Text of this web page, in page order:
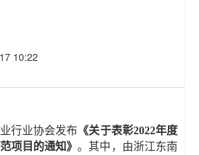
10:22
行业协会发布 《关于表彰2022年度
项目的通知》。其中，由浙江东南